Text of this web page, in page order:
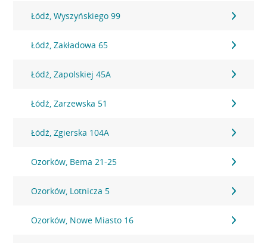
Łódź, Wyszyńskiego 99
Łódź, Zakładowa 65
Łódź, Zapolskiej 45A
Łódź, Zarzewska 51
Łódź, Zgierska 104A
Ozorków, Bema 21-25
Ozorków, Lotnicza 5
Ozorków, Nowe Miasto 16